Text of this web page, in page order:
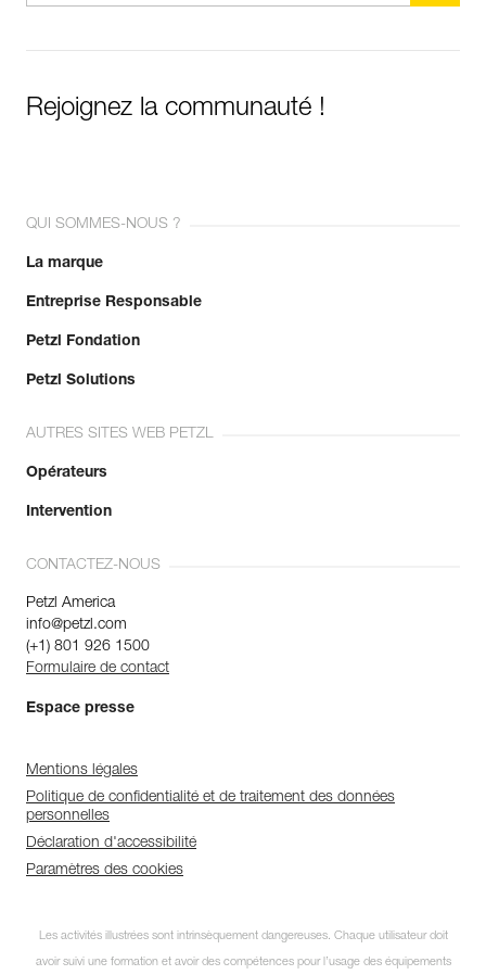
Rejoignez la communauté !
QUI SOMMES-NOUS ?
La marque
Entreprise Responsable
Petzl Fondation
Petzl Solutions
AUTRES SITES WEB PETZL
Opérateurs
Intervention
CONTACTEZ-NOUS
Petzl America
info@petzl.com
(+1) 801 926 1500
Formulaire de contact
Espace presse
Mentions légales
Politique de confidentialité et de traitement des données
personnelles
Déclaration d'accessibilité
Paramètres des cookies
Les activités illustrées sont intrinsèquement dangereuses. Chaque utilisateur doit
avoir suivi une formation et avoir des compétences pour l’usage des équipements